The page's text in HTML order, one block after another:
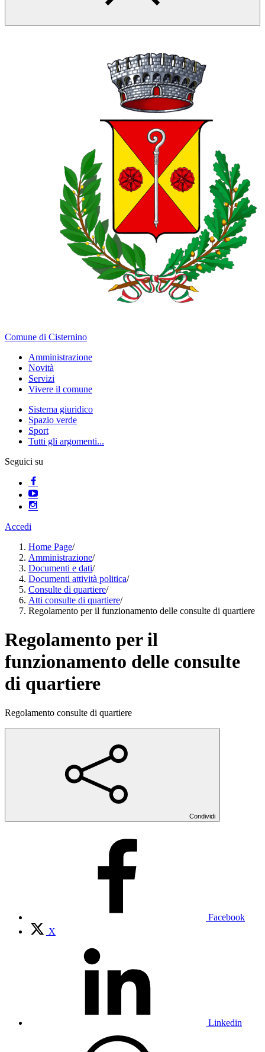
Comune di Cisternino
Amministrazione
Novità
Servizi
Vivere il comune
Sistema giuridico
Spazio verde
Sport
Tutti gli argomenti...
Seguici su
Accedi
Home Page/
Amministrazione/
Documenti e dati/
Documenti attività politica/
Consulte di quartiere/
Atti consulte di quartiere/
Regolamento per il funzionamento delle consulte di quartiere
Regolamento per il
funzionamento delle consulte
di quartiere
Regolamento consulte di quartiere
Condividi
Facebook
X
Linkedin